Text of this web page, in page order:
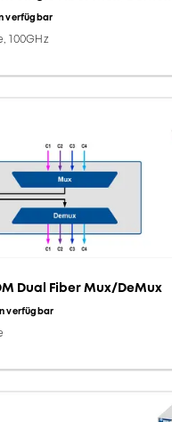
verfügbar
100GHz
Dual Fiber Mux/DeMux
verfügbar